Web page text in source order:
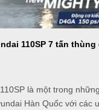
110SP 7 tấn thùng
là một trong
Hàn Quốc với các